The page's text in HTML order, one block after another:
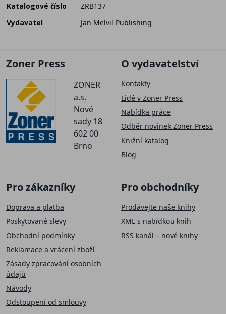
Katalogové číslo
ZRB137
Vydavatel
Jan Melvil Publishing
Zoner Press
ZONER
a.s.
Nové
sady 18
602 00
Brno
O vydavatelství
Kontakty
Lidé v Zoner Press
Nabídka práce
Odběr novinek Zoner Press
Knižní katalog
Blog
Pro zákazníky
Doprava a platba
Poskytované slevy
Obchodní podmínky
Reklamace a vrácení zboží
Zásady zpracování osobních
údajů
Návody
Odstoupení od smlouvy
Pro obchodníky
Prodávejte naše knihy
XML s nabídkou knih
RSS kanál – nové knihy